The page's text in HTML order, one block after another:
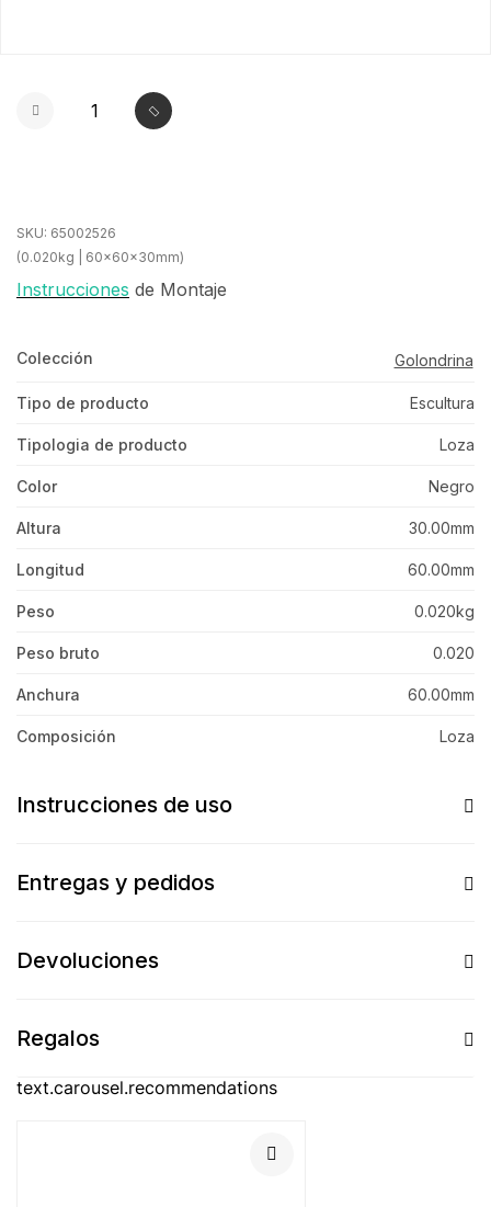
SKU: 65002526
(0.020kg | 60x60x30mm)
Instrucciones de Montaje
Colección Golondrina
Tipo de producto Escultura
Tipologia de producto Loza
Color Negro
Altura 30.00mm
Longitud 60.00mm
Peso 0.020kg
Peso bruto 0.020
Anchura 60.00mm
Composición Loza
Instrucciones de uso
Entregas y pedidos
Devoluciones
Regalos
text.carousel.recommendations